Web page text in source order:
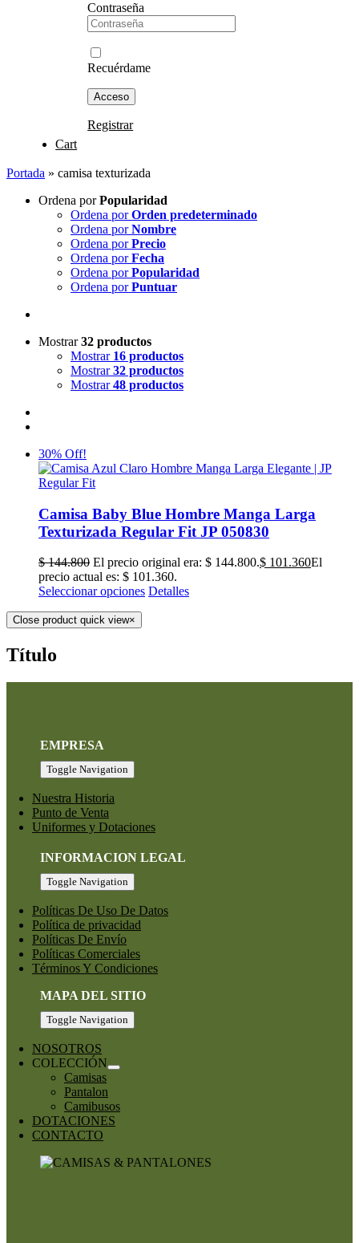
Contraseña
Recuérdame
Registrar
Cart
Portada » camisa texturizada
Ordena porPopularidad
Ordena porOrden predeterminado
Ordena porNombre
Ordena porPrecio
Ordena porFecha
Ordena porPopularidad
Ordena porPuntuar
Mostrar32 productos
Mostrar 16 productos
Mostrar32 productos
Mostrar48 productos
30% Off!
Camisa Baby Blue Hombre Manga Larga
Texturizada Regular Fit JP 050830
$144.800 El precio original era: $ 144.800.$ 101.360El
precio actual es: $ 101.360.
Seleccionar opciones Detalles
Close product quick view×
Título
EMPRESA
Toggle Navigation
Nuestra Historia
Punto de Venta
Uniformes y Dotaciones
INFORMACION LEGAL
Toggle Navigation
Políticas De Uso De Datos
Política de privacidad
Políticas De Envío
Políticas Comerciales
Términos Y Condiciones
MAPA DEL SITIO
Toggle Navigation
NOSOTROS
COLECCIÓN
Camisas
Pantalon
Camibusos
DOTACIONES
CONTACTO